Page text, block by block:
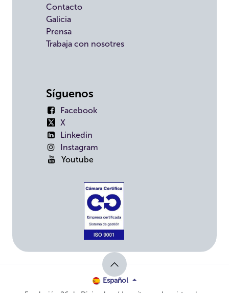
Contacto
Galicia
Prensa
Trabaja con nosotres
Síguenos
Facebook
X
Linkedin
Instagram
Youtube
Español